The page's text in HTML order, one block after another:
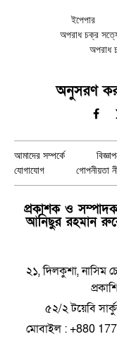
ইপেপার
অপরাধ চক্র
অপরাধ
অনুসরণ
আমাদের সম্পর্কে
যোগাযোগ
গোপনীয়তা
প্রকাশক ও
আনিছুর রহমান
২১, দিলকুশা, নাসিম
৫২/২ টয়েবি
মোবাইল : +880